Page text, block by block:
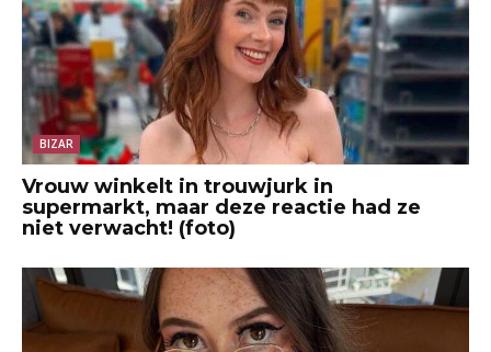
BIZAR
Vrouw winkelt in trouwjurk in
supermarkt, maar deze reactie had ze
niet verwacht! (foto)